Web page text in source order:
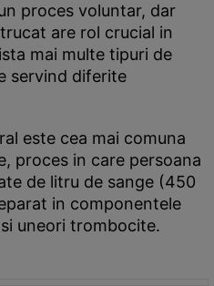
proces voluntar, dar
are rol crucial in
mai multe tipuri de
servind diferite
este cea mai comuna
proces in care persoana
de litru de sange (450
in componentele
uneori trombocite.